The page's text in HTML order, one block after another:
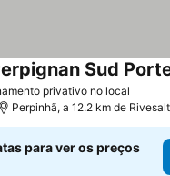
privativo no local
Sud
Perpinhã, a 12.2 km de
para ver os preços